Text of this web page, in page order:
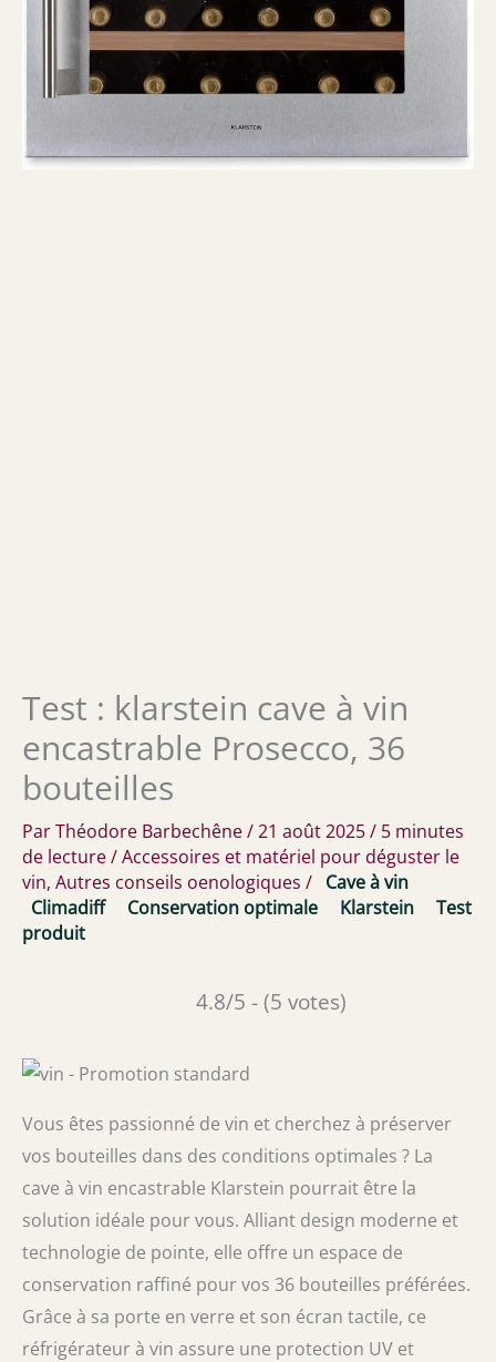
Test : klarstein cave à vin
encastrable Prosecco, 36
bouteilles
ParThéodore Barbechêne/21 août 2025/ 5 minutes
de lecture/Accessoires et matériel pour déguster le
vin, Autres conseils oenologiques / Cave à vin
Climadiff
Conservation optimale Klarstein
Test
produit
4.8/5 - (5 votes)
Vous êtes passionné de vin et cherchez à préserver
vos bouteilles dans des conditions optimales ? La
cave à vin encastrable Klarstein pourrait être la
solution idéale pour vous. Alliant design moderne et
technologie de pointe, elle offre un espace de
conservation raffiné pour vos 36 bouteilles préférées.
Grâce à sa porte en verre et son écran tactile, ce
réfrigérateur à vin assure une protection UV et